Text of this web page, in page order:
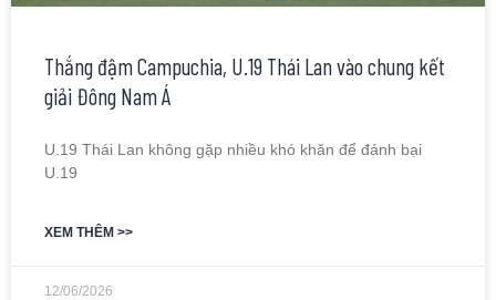
Thắng đậm Campuchia, U.19 Thái Lan vào chung kết
giải Đông Nam Á
U.19 Thái Lan không gặp nhiều khó khăn để đánh bại
U.19
XEM THÊM >>
12/06/2026